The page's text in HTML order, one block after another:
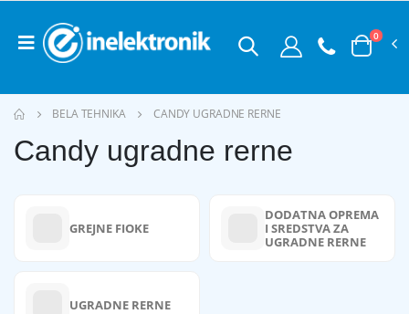
0
BELA TEHNIKA CANDY UGRADNE RERNE
Candy ugradne rerne
GREJNE FIOKE
DODATNA OPREMA
I SREDSTVA ZA
UGRADNE RERNE
UGRADNE RERNE